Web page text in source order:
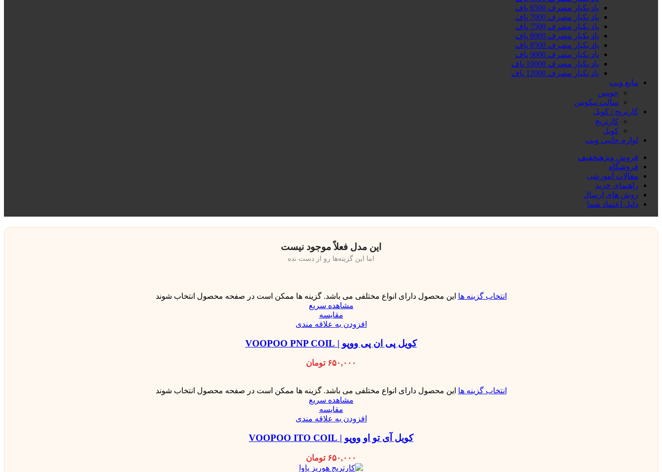
پاد یکبار مصرف 6500 پاف
پاد یکبار مصرف 7000 پاف
پاد یکبار مصرف 7500 پاف
پاد یکبار مصرف 8000 پاف
پاد یکبار مصرف 8500 پاف
پاد یکبار مصرف 9000 پاف
پاد یکبار مصرف 10000 پاف
پاد یکبار مصرف 12000 پاف
مایع ویپ
جویس
سالت نیکوتین
کارتریج / کویل
کارتریج
کویل
لوازم جانبی ویپ
فروش ویژهتخفیف
فروشگاه
مقالات آموزشی
راهنمای خرید
روش های ارسال
دلیل اعتماد شما
این مدل فعلاً موجود نیست
اما این گزینه‌ها رو از دست نده
انتخاب گزینه ها این محصول دارای انواع مختلفی می باشد. گزینه ها ممکن است در صفحه محصول انتخاب شوند
مشاهده سریع
مقایسه
افزودن به علاقه مندی
کویل پی ان پی ووپو | VOOPOO PNP COIL
۶۵۰,۰۰۰ تومان
انتخاب گزینه ها این محصول دارای انواع مختلفی می باشد. گزینه ها ممکن است در صفحه محصول انتخاب شوند
مشاهده سریع
مقایسه
افزودن به علاقه مندی
کویل آی تو او ووپو | VOOPOO ITO COIL
۶۵۰,۰۰۰ تومان